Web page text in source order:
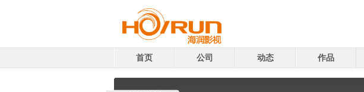
首页 公司 动态 作品